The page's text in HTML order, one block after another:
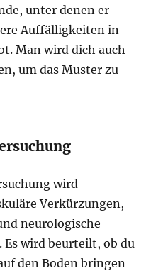
unter denen er
Auffälligkeiten in
Man wird dich auch
um das Muster zu
wird
Verkürzungen,
neurologische
Es wird beurteilt, ob du
den Boden bringen